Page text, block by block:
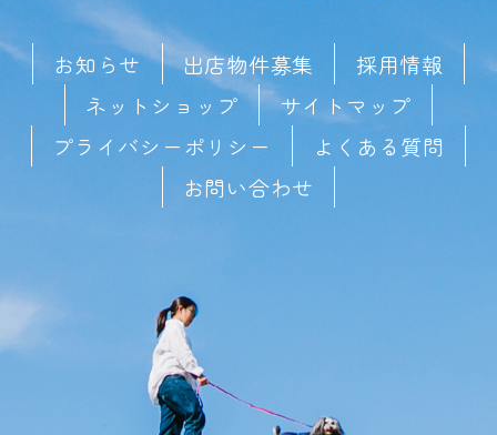
お知らせ 出店物件募集
採用情報
ネットショップ
サイトマップ
プライバシーポリシー
よくある質問
お問い合わせ